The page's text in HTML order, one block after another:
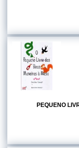
PEQUENO